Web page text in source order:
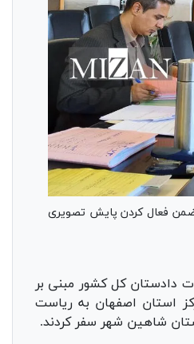
فعال کردن پایش تصویری
و تاکیدات دادستان کل کشور مبنی بر
استان اصفهان به ریاست
شاهین شهر سفر کردند.